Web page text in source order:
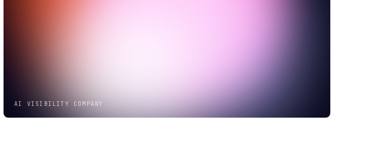
AI VISIBILITY COMPANY